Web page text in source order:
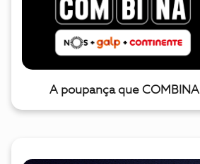
A poupança que COMBINA